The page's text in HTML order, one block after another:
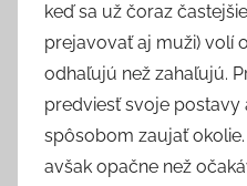
keď sa už čoraz
prejavovať aj muži) volí
odhaľujú než zahaľujú.
predviesť svoje postavy
spôsobom zaujať
avšak opačne než